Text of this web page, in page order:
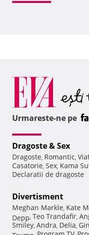
Urmareste-ne pe
Dragoste & Sex
Dragoste, Romantic,
Casatorie, Sex, Kama
Declaratii de dragoste
Divertisment
Meghan Markle, Kate
Depp, Teo Trandafir,
Smiley, Andra, Delia,